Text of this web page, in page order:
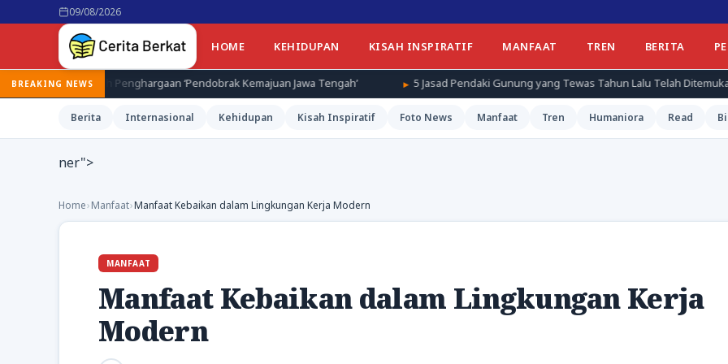
09/08/2026
HOME KEHIDUPAN KISAH INSPIRATIF MANFAAT TREN BERITA
BREAKING NEWS‘Pendobrak Kemajuan Jawa Tengah’ 5 Jasad Pendaki Gunung yang Tewas Tahun Lalu Telah Ditemukan Jelang
Berita Internasional Kehidupan Kisah Inspiratif Foto News Manfaat Tren Humaniora Read
ner">
Home›Manfaat›Manfaat Kebaikan dalam Lingkungan Kerja Modern
MANFAAT
Manfaat Kebaikan dalam Lingkungan Kerja
Modern